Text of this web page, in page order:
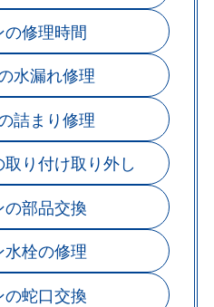
の修理時間
水漏れ修理
詰まり修理
り付け取り外し
の部品交換
水栓の修理
の蛇口交換